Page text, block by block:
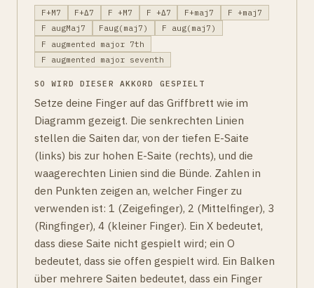
F+M7
F+Δ7 F +M7 F +Δ7 F+maj7
F +maj7
F augMaj7
Faug(maj7)
F aug(maj7)
F augmented major 7th
F augmented major seventh
SO WIRD DIESER AKKORD GESPIELT
Setze deine Finger auf das Griffbrett wie im
Diagramm gezeigt. Die senkrechten Linien
stellen die Saiten dar, von der tiefen E-Saite
(links) bis zur hohen E-Saite (rechts), und die
waagerechten Linien sind die Bünde. Zahlen in
den Punkten zeigen an, welcher Finger zu
verwenden ist: 1 (Zeigefinger), 2 (Mittelfinger), 3
(Ringfinger), 4 (kleiner Finger). Ein X bedeutet,
dass diese Saite nicht gespielt wird; ein O
bedeutet, dass sie offen gespielt wird. Ein Balken
über mehrere Saiten bedeutet, dass ein Finger